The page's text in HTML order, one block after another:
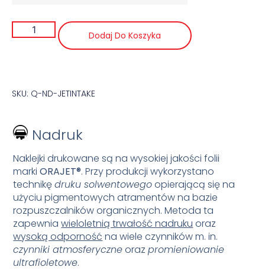
Dodaj Do Koszyka
SKU: Q-ND-JETINTAKE
Nadruk
Naklejki drukowane są na wysokiej jakości folii
markiORAJET®. Przy produkcji wykorzystano
technikędruku solwentowegoopierającą się na
użyciu pigmentowych atramentów na bazie
rozpuszczalników organicznych. Metoda ta
zapewniawieloletnią trwałość nadruku oraz
wysoką odporność na wiele czynników m. in.
czynniki atmosferyczneorazpromieniowanie
ultrafioletowe.